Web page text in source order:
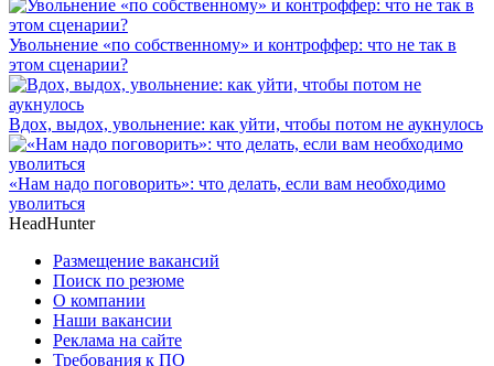
Увольнение «по собственному» и контроффер: что не так в
этом сценарии?
Вдох, выдох, увольнение: как уйти, чтобы потом не аукнулось
«Нам надо поговорить»: что делать, если вам необходимо
уволиться
HeadHunter
Размещение вакансий
Поиск по резюме
О компании
Наши вакансии
Реклама на сайте
Требования к ПО